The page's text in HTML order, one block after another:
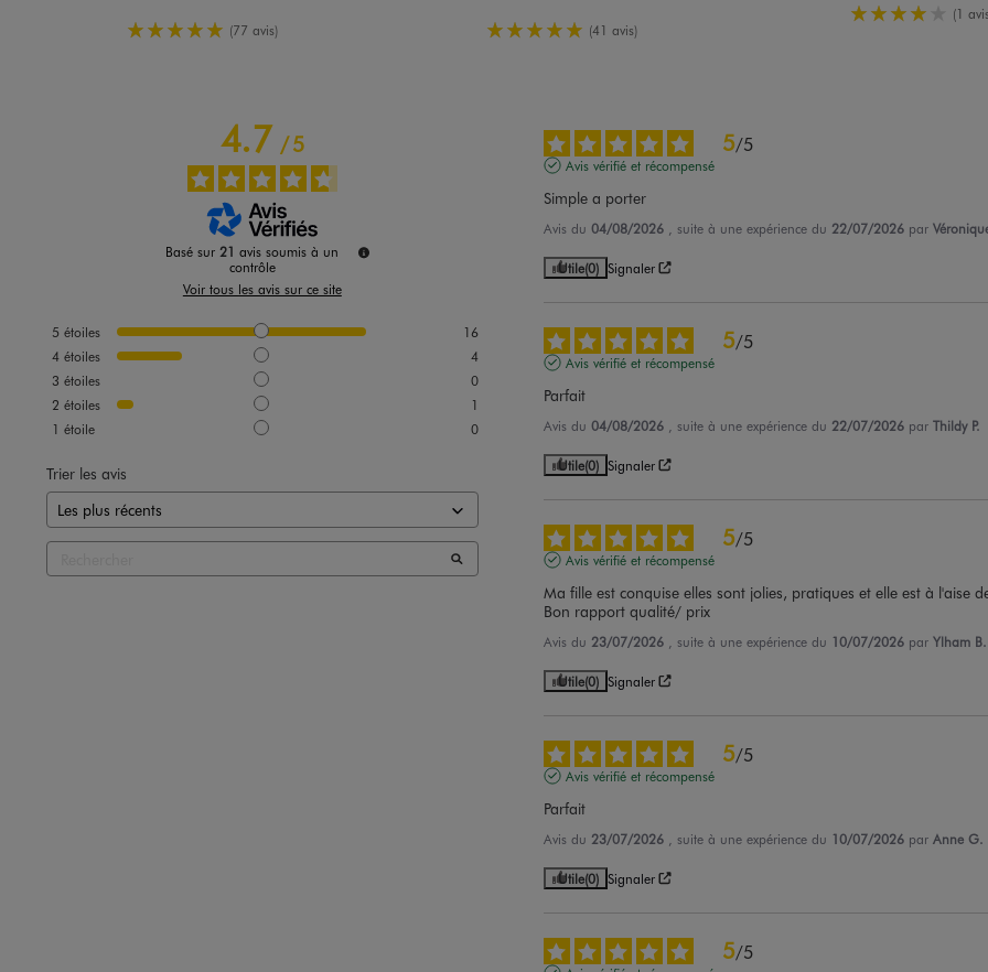
5/5 de moyenne
(77 avis) 5/5 de moyenne
(41 avis)
4/5 de
(1
4.7/5
Basé sur 21 avis soumis à un
contrôle
Voir tous les avis sur ce site
5 étoiles
16
4 étoiles
4
3 étoiles
0
2 étoiles
1
1 étoile 0
Trier les avis
5/5
Avis vérifié et récompensé
Simple a porter
Avis du 04/08/2026 , suite à une expérience du 22/07/2026 par
Utile(0) Signaler
5/5
Avis vérifié et récompensé
Parfait
Avis du 04/08/2026 , suite à une expérience du 22/07/2026 par Thildy P.
Utile(0) Signaler
5/5
Avis vérifié et récompensé
Ma fille est conquise elles sont jolies, pratiques et elle est à l'aise
Bon rapport qualité/ prix
Avis du 23/07/2026 , suite à une expérience du 10/07/2026 par Ylham B.
Utile(0) Signaler
5/5
Avis vérifié et récompensé
Parfait
Avis du 23/07/2026 , suite à une expérience du 10/07/2026 par Anne G.
Utile(0) Signaler
5/5